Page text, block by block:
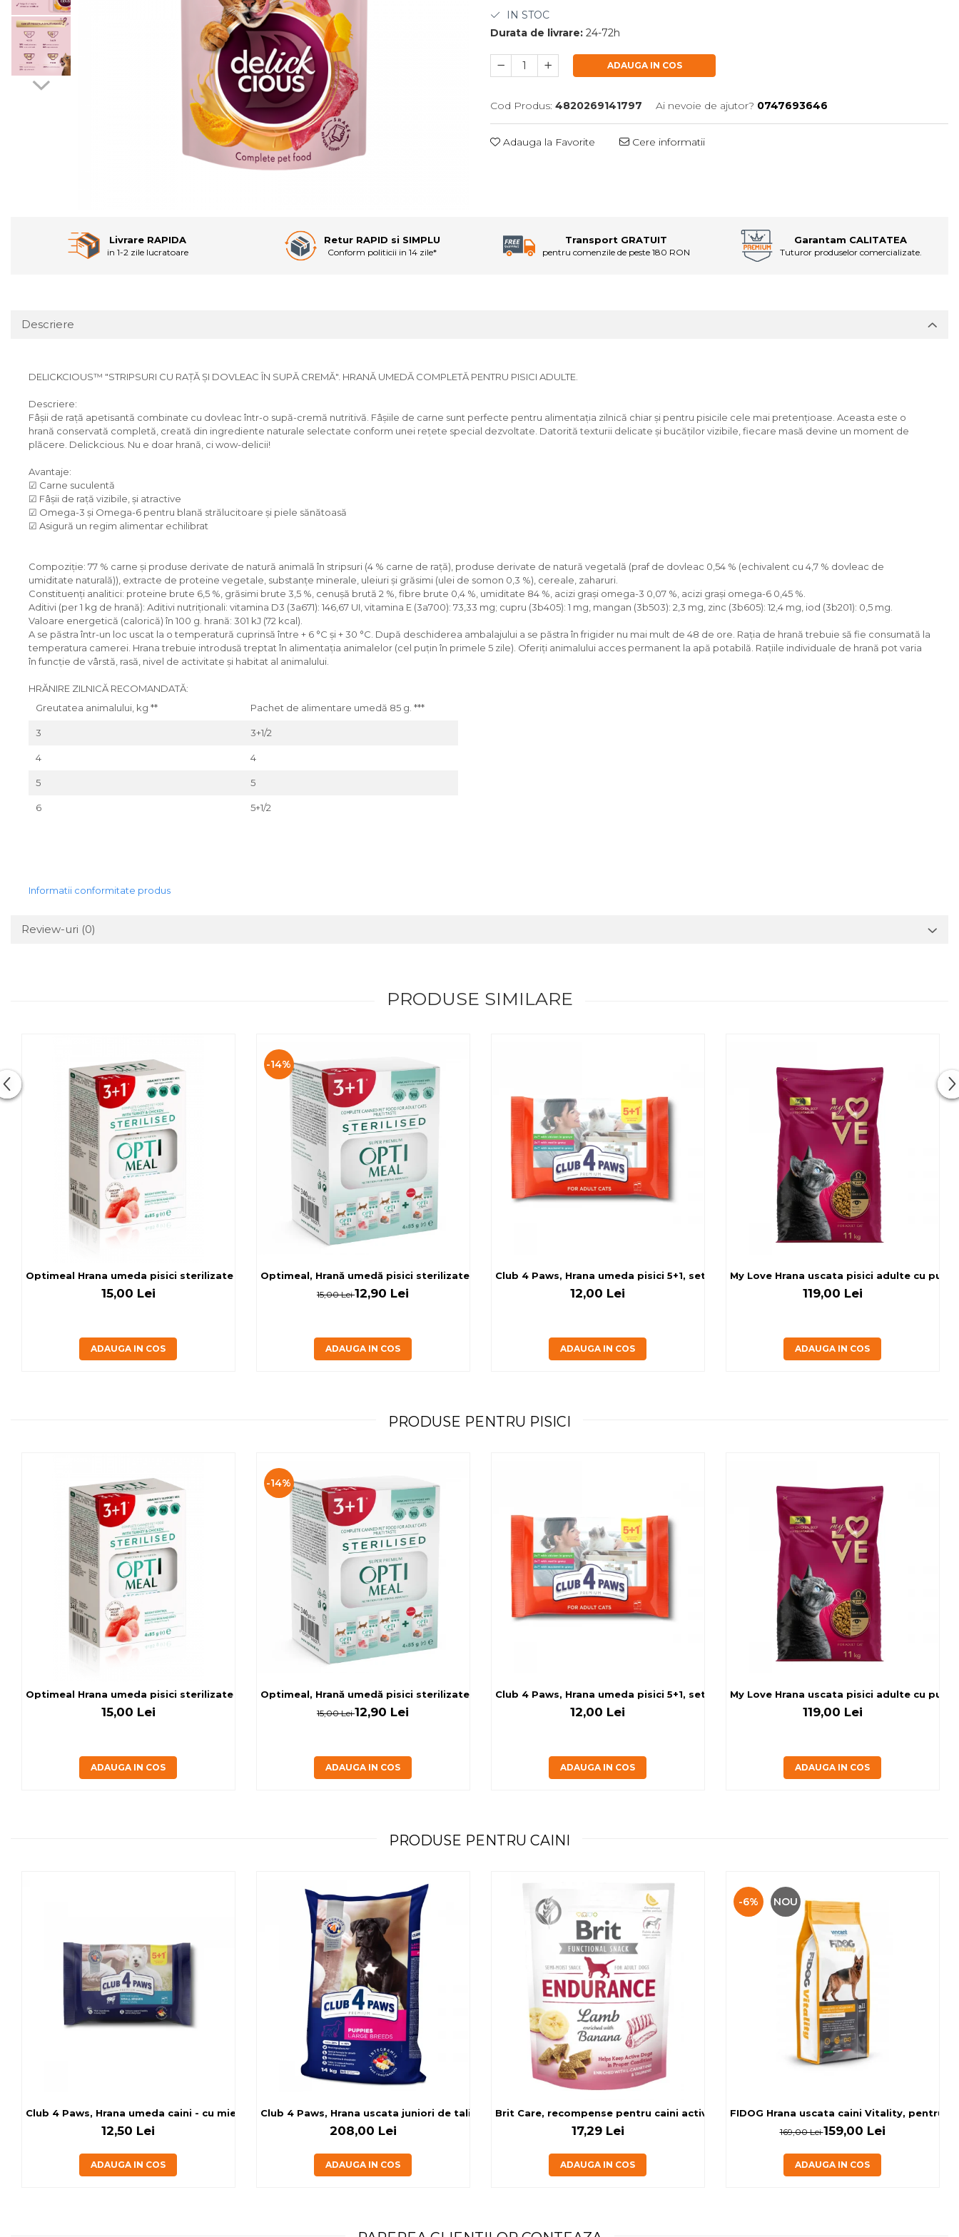
IN STOC
Durata de livrare: 24-72h
ADAUGA IN COS
Cod Produs: 4820269141797 Ai nevoie de ajutor? 0747693646
Adauga la Favorite Cere informatii
Livrare RAPIDA
in 1-2 zile lucratoare
Retur RAPID si SIMPLU
Conform politicii in 14 zile*
Transport GRATUIT
pentru comenzile de peste 180 RON
Garantam CALITATEA
Tuturor produselor comercializate.
Descriere
DELICKCIOUS™ "STRIPSURI CU RAȚĂ ȘI DOVLEAC ÎN SUPĂ CREMĂ". HRANĂ UMEDĂ COMPLETĂ PENTRU PISICI ADULTE.
Descriere:
Fâșii de rață apetisantă combinate cu dovleac într-o supă-cremă nutritivă. Fâșiile de carne sunt perfecte pentru alimentația zilnică chiar și pentru pisicile cele mai pretențioase. Aceasta este o
hrană conservată completă, creată din ingrediente naturale selectate conform unei rețete special dezvoltate. Datorită texturii delicate și bucăților vizibile, fiecare masă devine un moment de
plăcere. Delickcious. Nu e doar hrană, ci wow-deliciі!
Avantaje:
☑ Carne suculentă
☑ Fâșii de rață vizibile, și atractive
☑ Omega-3 și Omega-6 pentru blană strălucitoare și piele sănătoasă
☑ Asigură un regim alimentar echilibrat
Compoziție: 77 % carne și produse derivate de natură animală în stripsuri (4 % carne de raţă), produse derivate de natură vegetală (praf de dovleac 0,54 % (echivalent cu 4,7 % dovleac de
umiditate naturală)), extracte de proteine vegetale, substanțe minerale, uleiuri și grăsimi (ulei de somon 0,3 %), cereale, zaharuri.
Constituenţi analitici: proteine brute 6,5 %, grăsimi brute 3,5 %, cenuşă brută 2 %, fibre brute 0,4 %, umiditate 84 %, acizi grași omega-3 0,07 %, acizi grași omega-6 0,45 %.
Aditivi (per 1 kg de hrană): Aditivi nutriționali: vitamina D3 (3a671): 146,67 UI, vitamina E (3a700): 73,33 mg; cupru (3b405): 1 mg, mangan (3b503): 2,3 mg, zinc (3b605): 12,4 mg, iod (3b201): 0,5 mg.
Valoare energetică (calorică) în 100 g. hrană: 301 kJ (72 kcal).
A se păstra într-un loc uscat la o temperatură cuprinsă între + 6 °C și + 30 °C. După deschiderea ambalajului a se păstra în frigider nu mai mult de 48 de ore. Rația de hrană trebuie să fie consumată la
temperatura camerei. Hrana trebuie introdusă treptat în alimentația animalelor (cel puțin în primele 5 zile). Oferiți animalului acces permanent la apă potabilă. Rațiile individuale de hrană pot varia
în funcție de vârstă, rasă, nivel de activitate și habitat al animalului.
HRĂNIRE ZILNICĂ RECOMANDATĂ:
Greutatea animalului, kg **
Pachet de alimentare umedă 85 g. ***
3 3+1/2
4 4
5 5
6 5+1/2
Informatii conformitate produs
Review-uri (0)
PRODUSE SIMILARE
Optimeal Hrana umeda pisici sterilizate - curcan si pui in sos, set 3+1, 4*0,085kg
15,00 Lei
ADAUGA IN COS
-14%
Optimeal, Hrană umedă pisici sterilizate, diferite arome, (3+1), 0.34kg
15,00 Lei12,90 Lei
ADAUGA IN COS
Club 4 Paws, Hrana umeda pisici 5+1, set 6x80 g
12,00 Lei
ADAUGA IN COS
My Love Hrana uscata pisici adulte cu pui,
119,00 Lei
ADAUGA IN COS
PRODUSE PENTRU PISICI
Optimeal Hrana umeda pisici sterilizate - curcan si pui in sos, set 3+1, 4*0,085kg
15,00 Lei
ADAUGA IN COS
-14%
Optimeal, Hrană umedă pisici sterilizate, diferite arome, (3+1), 0.34kg
15,00 Lei12,90 Lei
ADAUGA IN COS
Club 4 Paws, Hrana umeda pisici 5+1, set 6x80 g
12,00 Lei
ADAUGA IN COS
My Love Hrana uscata pisici adulte cu pui,
119,00 Lei
ADAUGA IN COS
PRODUSE PENTRU CAINI
Club 4 Paws, Hrana umeda caini - cu miel, set 5+1, 6x80 g
12,50 Lei
ADAUGA IN COS
Club 4 Paws, Hrana uscata juniori de talie mare, cu pui, 14kg
208,00 Lei
ADAUGA IN COS
Brit Care, recompense pentru caini activi, cu banane si miel, 0.15kg
17,29 Lei
ADAUGA IN COS
-6% NOU
FIDOG Hrana uscata caini Vitality, pentru
169,00 Lei159,00 Lei
ADAUGA IN COS